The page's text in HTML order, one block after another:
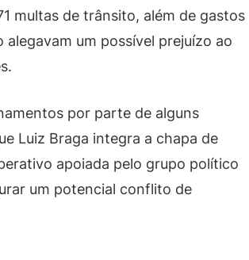
multas de trânsito, além de gastos
um possível prejuízo ao
por parte de alguns
Luiz Braga integra a chapa de
apoiada pelo grupo político
um potencial conflito de